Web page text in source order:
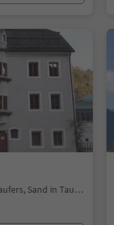
Campo Tures/Sand in Taufers, Sand in Taufers/Campo Tures, Ahrntal/Valle Aurina